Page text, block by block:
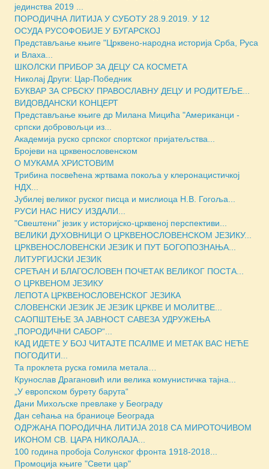
јединства 2019 ...
ПОРОДИЧНА ЛИТИЈА У СУБОТУ 28.9.2019. У 12
ОСУДА РУСОФОБИЈЕ У БУГАРСКОЈ
Представљање књиге "Црквено-народна историја Срба, Руса
и Влаха...
ШКОЛСКИ ПРИБОР ЗА ДЕЦУ СА КОСМЕТА
Николај Други: Цар-Победник
БУКВАР ЗА СРБСКУ ПРАВОСЛАВНУ ДЕЦУ И РОДИТЕЉЕ...
ВИДОВДАНСКИ КОНЦЕРТ
Представљање књиге др Милана Мицића "Американци -
српски добровољци из...
Академија руско српског спортског пријатељства...
Бројеви на црквенословенском
О МУКАМА ХРИСТОВИМ
Трибина посвећена жртвама покоља у клеронацистичкој
НДХ...
Јубилеј великог руског писца и мислиоца Н.В. Гогоља...
РУСИ НАС НИСУ ИЗДАЛИ...
"Свештени" језик у историјско-црквеној перспективи...
ВЕЛИКИ ДУХОВНИЦИ О ЦРКВЕНОСЛОВЕНСКОМ ЈЕЗИКУ...
ЦРКВЕНОСЛОВЕНСКИ ЈЕЗИК И ПУТ БОГОПОЗНАЊА...
ЛИТУРГИЈСКИ ЈЕЗИК
СРЕЋАН И БЛАГОСЛОВЕН ПОЧЕТАК ВЕЛИКОГ ПОСТА...
О ЦРКВЕНОМ ЈЕЗИКУ
ЛЕПОТА ЦРКВЕНОСЛОВЕНСКОГ ЈЕЗИКА
СЛОВЕНСКИ ЈЕЗИК ЈЕ ЈЕЗИК ЦРКВЕ И МОЛИТВЕ...
САОПШТЕЊЕ ЗА ЈАВНОСТ САВЕЗА УДРУЖЕЊА
„ПОРОДИЧНИ САБОР“...
КАД ИДЕТЕ У БОЈ ЧИТАЈТЕ ПСАЛМЕ И МЕТАК ВАС НЕЋЕ
ПОГОДИТИ...
Та проклета руска гомила метала…
Крунослав Драгановић или велика комунистичка тајна...
„У европском бурету барута“
Дани Михољске превлаке у Београду
Дан сећања на браниоце Београда
ОДРЖАНА ПОРОДИЧНА ЛИТИЈА 2018 СА МИРОТОЧИВОМ
ИКОНОМ СВ. ЦАРА НИКОЛАЈА...
100 година пробоја Солунског фронта 1918-2018...
Промоција књиге "Свети цар"